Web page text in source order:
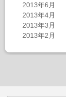
2013年6月
2013年4月
2013年3月
2013年2月